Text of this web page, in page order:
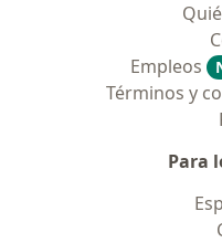
Empleos
Términos y
Para